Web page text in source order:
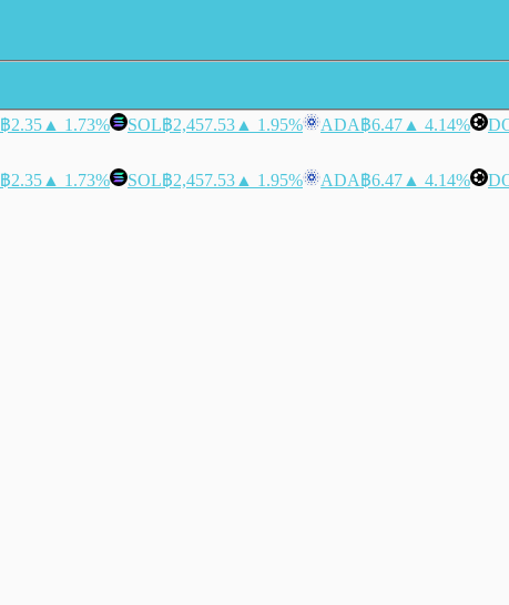
฿2.35 ▲ 1.73% SOL฿2,457.53 ▲ 1.95% ADA฿6.47 ▲ 4.14%
฿2.35 ▲ 1.73% SOL฿2,457.53 ▲ 1.95% ADA฿6.47 ▲ 4.14%